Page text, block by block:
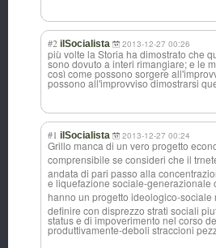
#2 ilSocialista 2013-12-27 00:26
più volte la Storia ha dimostrato che
sono dovuto a interi rimangiare; e le
così come possono sorgere
possono all'improvviso dimostrarsi
#1 ilSocialista 2013-12-27 00:24
Grillo manca di un vero progetto
comprensibile se consideri che il
andata di pari passo alla
e liquefazione sociale-generazionale
hanno un progetto ideologico-sociale
definire con disprezzo strati sociali
status e di impoverimento nel corso
produttivamente-deboli straccioni